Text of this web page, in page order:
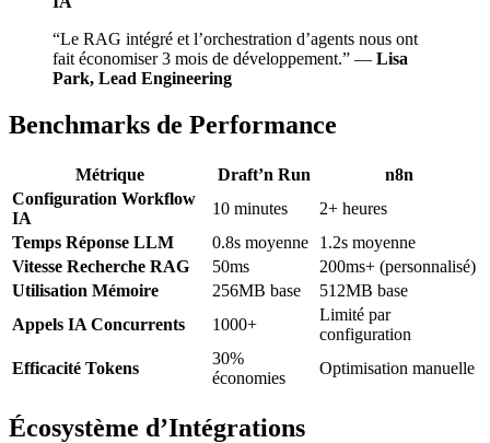
“Le RAG intégré et l’orchestration d’agents nous ont
fait économiser 3 mois de développement.” — Lisa
Park, Lead Engineering
Benchmarks de Performance
Métrique Draft’n Run
n8n
Configuration Workflow
IA
10 minutes
2+ heures
Temps Réponse LLM
0.8s moyenne
1.2s moyenne
Vitesse Recherche RAG
50ms
200ms+ (personnalisé)
Utilisation Mémoire
256MB base
512MB base
Appels IA Concurrents
1000+
Limité par
configuration
Efficacité Tokens
30%
économies
Optimisation manuelle
Écosystème d’Intégrations